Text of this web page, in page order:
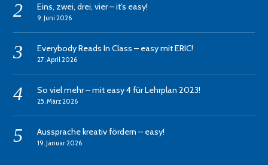
Eins, zwei, drei, vier – it’s easy!
9. Juni 2026
Everybody Reads In Class – easy mit ERIC!
27. April 2026
So viel mehr – mit easy 4 für Lehrplan 2023!
25. März 2026
Aussprache kreativ fördern – easy!
19. Januar 2026